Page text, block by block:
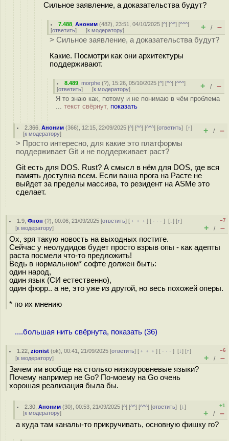
Сильное заявление, а доказательства будут?
7.488 ,Аноним (482), 23:51, 04/10/2025 [^] [^^] [^^^]
[ответить] [к модератору] + / –
> Сильное заявление, а доказательства будут?
Какие. Посмотри как они архитектуры
поддерживают.
8.489 ,morphe (?), 15:26, 05/10/2025 [^] [^^] [^^^]
[ответить] [к модератору] + / –
Я то знаю как, потому и не понимаю в чём проблема
... текст свёрнут, показать
2.366 ,Аноним (366), 12:15, 22/09/2025 [^] [^^] [^^^] [ответить][↑]
[к модератору] + / –
> Просто интересно, для какие это платформы
поддерживает Git и не поддерживает раст?
Git есть для DOS. Rust? А смысл в нём для DOS, где вся
память доступна всем. Если ваша прога на Расте не
выйдет за пределы массива, то резидент на ASMе это
сделает.
1.9 ,Фнон (?), 00:06, 21/09/2025 [ответить] [ ﹢﹢﹢] [ · · ·][↓] [↑]
[к модератору]
–7
+ / –
Ох, зря такую новость на выходных постите.
Сейчас у неолудидов будет просто взрыв опы - как адепты
раста посмели что-то предложить!
Ведь в нормальном* софте должен быть:
один народ,
один язык (СИ естественно),
один фюрр.. а не, это уже из другой, но весь похожей оперы.
* по их мнению
....большая нить свёрнута, показать (36)
1.22 ,zionist (ok), 00:41, 21/09/2025 [ответить] [ ﹢﹢﹢] [ · · ·][↓] [↑]
[к модератору]
–6
+ / –
Зачем им вообще на столько низкоуровневые языки?
Почему например не Go? По-моему на Go очень
хорошая реализация была бы.
2.30 ,Аноним (30), 00:53, 21/09/2025 [^] [^^] [^^^] [ответить][↓]
[к модератору]
+1
+ / –
а куда там каналы-то прикручивать, основную фишку го?